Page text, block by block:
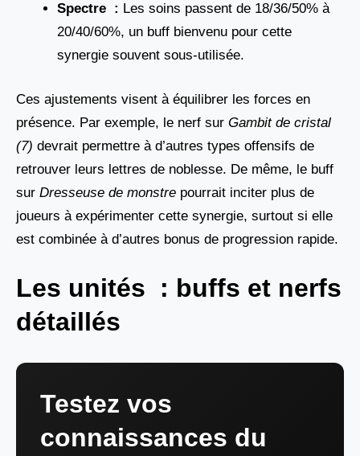
Spectre : Les soins passent de 18/36/50% à
20/40/60%, un buff bienvenu pour cette
synergie souvent sous-utilisée.
Ces ajustements visent à équilibrer les forces en
présence. Par exemple, le nerf sur Gambit de cristal
(7) devrait permettre à d’autres types offensifs de
retrouver leurs lettres de noblesse. De même, le buff
sur Dresseuse de monstre pourrait inciter plus de
joueurs à expérimenter cette synergie, surtout si elle
est combinée à d’autres bonus de progression rapide.
Les unités : buffs et nerfs
détaillés
Testez vos
connaissances du